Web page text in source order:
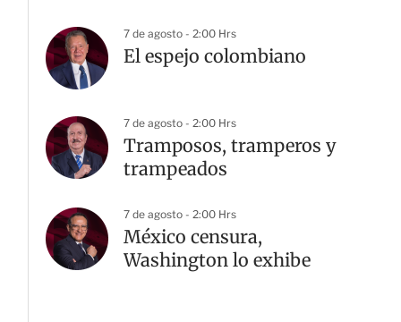
7 de agosto - 2:00 Hrs
El espejo colombiano
7 de agosto - 2:00 Hrs
Tramposos, tramperos y
trampeados
7 de agosto - 2:00 Hrs
México censura,
Washington lo exhibe